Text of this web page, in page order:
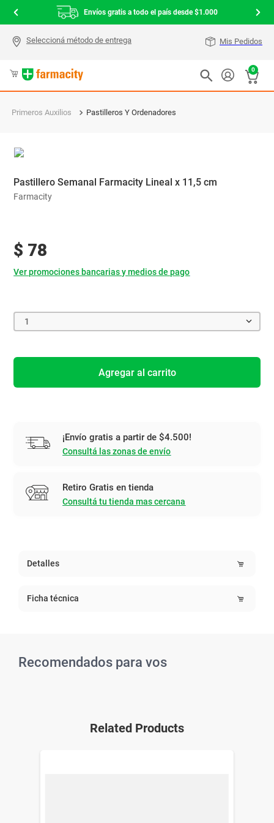
Envíos gratis a todo el país desde $1.000
Mis Pedidos
0
Primeros Auxilios Pastilleros Y Ordenadores
Pastillero Semanal Farmacity Lineal x 11,5 cm
Farmacity
$ 78
Ver promociones bancarias y medios de pago
1
Agregar al carrito
¡Envío gratis a partir de $4.500!
Consultá las zonas de envío
Retiro Gratis en tienda
Consultá tu tienda mas cercana
Detalles
Ficha técnica
Recomendados para vos
Related Products